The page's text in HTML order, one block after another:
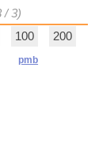
/ 3)
100 200
pmb